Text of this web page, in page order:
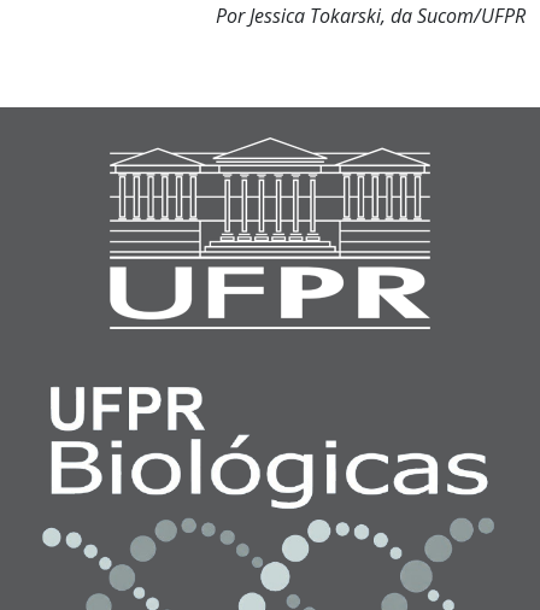
Por Jessica Tokarski, da Sucom/UFPR